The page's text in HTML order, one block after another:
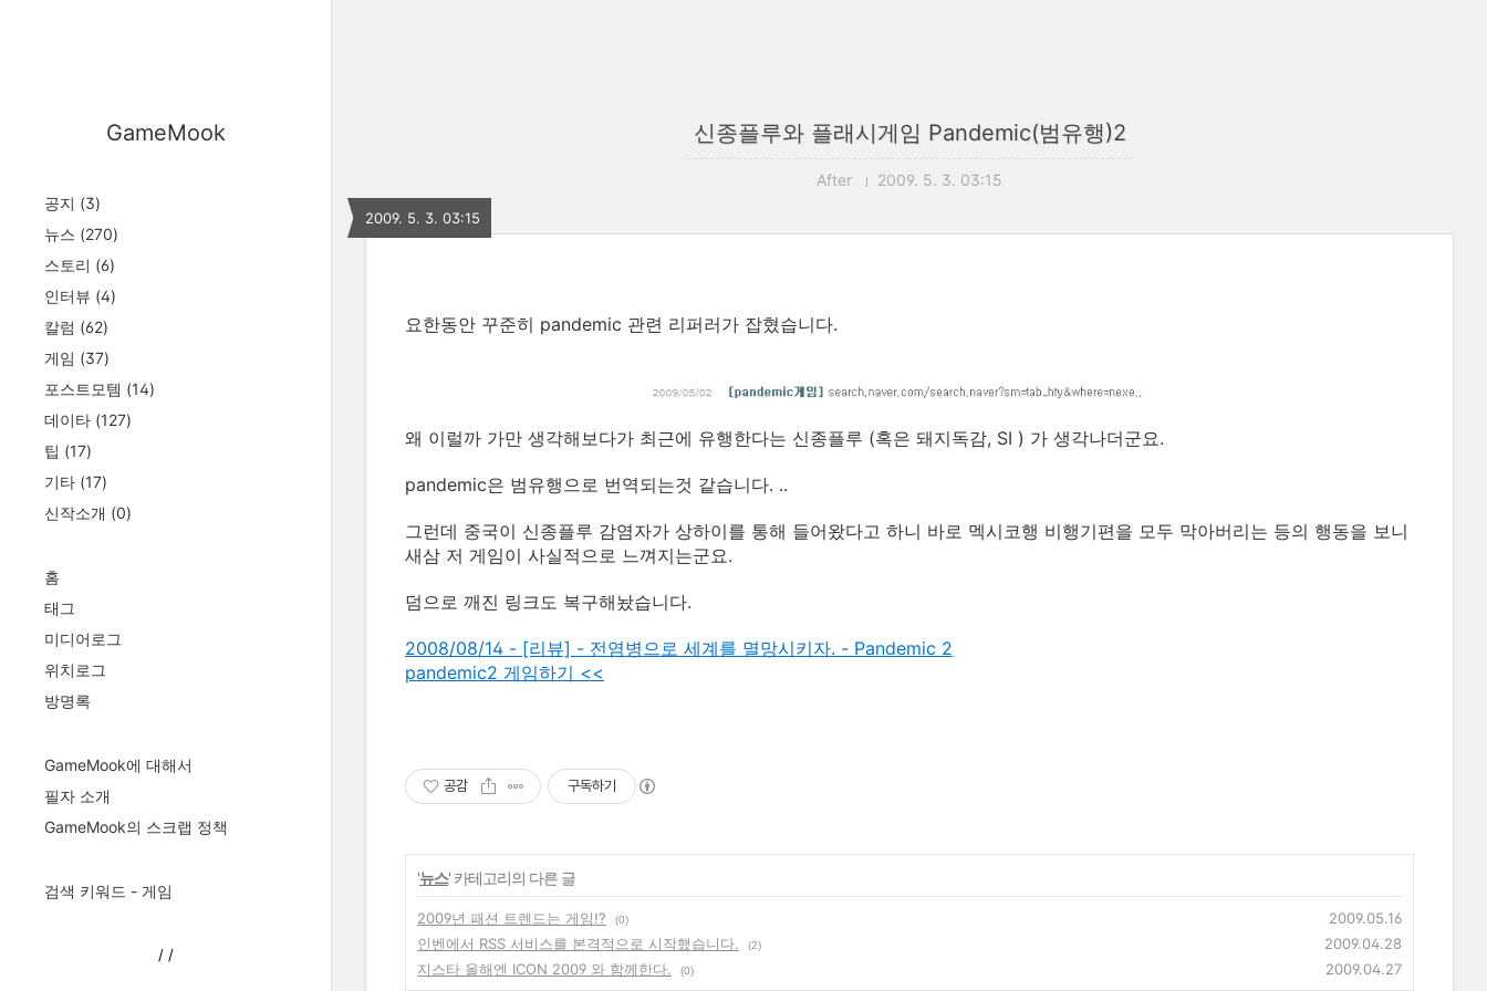
GameMook
공지 (3)
뉴스 (270)
스토리 (6)
인터뷰 (4)
칼럼 (62)
게임 (37)
포스트모템 (14)
데이타 (127)
팁 (17)
기타 (17)
신작소개 (0)
홈
태그
미디어로그
위치로그
방명록
GameMook에 대해서
필자 소개
GameMook의 스크랩 정책
검색 키워드 - 게임
/ /
신종플루와 플래시게임 Pandemic(범유행)2
After 2009. 5. 3. 03:15
2009. 5. 3. 03:15
요한동안 꾸준히 pandemic 관련 리퍼러가 잡혔습니다.
왜 이럴까 가만 생각해보다가 최근에 유행한다는 신종플루 (혹은 돼지독감, SI ) 가 생각나더군요.
pandemic은 범유행으로 번역되는것 같습니다. ..
그런데 중국이 신종플루 감염자가 상하이를 통해 들어왔다고 하니 바로 멕시코행 비행기편을 모두 막아버리는 등의 행동을 보니
새삼 저 게임이 사실적으로 느껴지는군요.
덤으로 깨진 링크도 복구해놨습니다.
2008/08/14 - [리뷰] - 전염병으로 세계를 멸망시키자. - Pandemic 2
pandemic2 게임하기 <<
공감 구독하기
'뉴스' 카테고리의 다른 글
2009년 패션 트렌드는 게임!? (0)
2009.05.16
인벤에서 RSS 서비스를 본격적으로 시작했습니다.
(2)
2009.04.28
지스타 올해엔 ICON 2009 와 함께한다.
(0) 2009.04.27